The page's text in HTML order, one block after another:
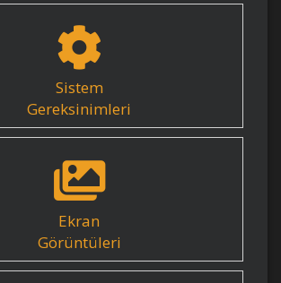
Sistem
Gereksinimleri
Ekran
Görüntüleri